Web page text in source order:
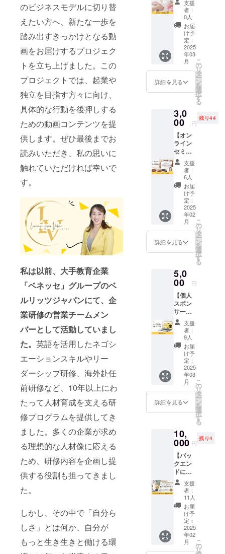
のビジネスモデルに切り替
えたい方へ、新たな一歩を
踏み出すきっかけとなる動
画をお届けするプロジェク
トを立ち上げました。この
プロジェクトでは、起業や
独立を目指す方々に向け、
具体的な行動を後押しする
ための動画コンテンツを提
供します。ぜひ最後までお
読みいただき、私の思いに
触れていただければ幸いで
す。
私は以前、大手教育企業
「ベネッセ」グループのベ
ルリッツジャパンにて、企
業研修の営業チームメン
バーとして活動していまし
た。 英語を活用したネゴシ
エーションスキルやリー
ダーシップ研修、海外赴任
前研修など、10年以上にわ
たって人材育成を支える研
修プログラムを提供してき
ました。多くの企業が求め
る理想的な人材像に応える
ため、研修内容を企画し提
供する役割も担ってきまし
た。
しかし、その中で「自分ら
しさ」とは何か、自分が
もっと生き生きと働ける環
入。
​31歳でガン
を患い、今
あるキャリ
アで自分の
人生を終え
ていいのか
立起業。
人材業界、
教育業界で
の知見を生
かし、経験
やスキルを
10年売れる
講座ビジネ
ス開発の方
法を伝える
と同時に講
座ビジネス
作るマイン
ドフルネス
を提唱。
ge your
Value
Japan
代表の
朝見由
実のプ
ロジェ
クトを
ただた
だ応援
してく
のリ
ターン
です。
朝見由
実から
お礼の
メール
をお送
りさせ
ていた
だきま
す。 上
乗せ支
援大歓
迎で
す。
支援
者：
0人
お届
け予
定：
2025
年03
月
詳細を見る
こ
の
リ
タ
ー
ン
を
選
択
す
る
3,0
00 円
残り44
【オン
ライン
セミ
ナー参
加権】
50名限
定で
Levera
ge your
Value
Japan
代表の
朝見由
実が開
催する
座に参
加でき
る権利
です。
セミ
ナータ
イトル
は「価
値観か
ら自己
紹介を
とがら
せるセ
ナー」
です。
ロング
い方へ
秘伝の
を教え
ます。
参加者
限定で
以下の5
つの特
典をお
送りさ
せてい
ただき
ます。
・ZERO
支援
者：
6人
お届
け予
定：
2025
年02
月
詳細を見る
こ
の
リ
タ
ー
ン
を
選
択
す
る
5,0
00 円
【個人
スポン
サー】
Levera
ge your
Value
Japan
代表の
朝見由
実のプ
ロジェ
クトの
個人ス
ポン
サーに
す。
Levera
ge your
Value
Japan
のHPに
スポン
サーと
してお
名前を
掲載さ
せてい
ただき
ます。
※掲載の
支援
者：
9人
お届
け予
定：
2025
年03
月
詳細を見る
こ
の
リ
タ
ー
ン
を
選
択
す
る
10,
000 円
残り4
【バッ
クエン
ドに繋
がるフ
ロント
商品の
作り方
講座】
15名限
定で
Levera
ge your
支援
者：
11人
お届
け予
定：
2025
年02
月
こ
の
リ